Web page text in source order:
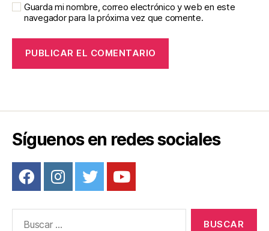
Guarda mi nombre, correo electrónico y web en este
navegador para la próxima vez que comente.
Síguenos en redes sociales